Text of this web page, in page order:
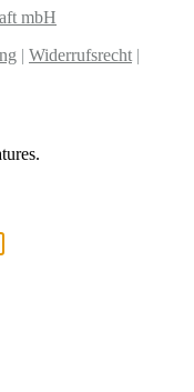
mbH
| Widerrufsrecht|